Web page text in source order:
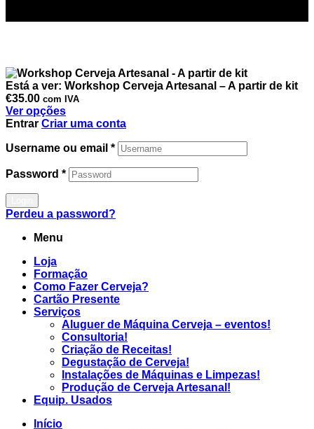
Está a ver: Workshop Cerveja Artesanal – A partir de kit
€35.00 com IVA
Ver opções
Entrar Criar uma conta
Username ou email *
Password *
Perdeu a password?
Menu
Loja
Formação
Como Fazer Cerveja?
Cartão Presente
Serviços
Aluguer de Máquina Cerveja – eventos!
Consultoria!
Criação de Receitas!
Degustação de Cerveja!
Instalações de Máquinas e Limpezas!
Produção de Cerveja Artesanal!
Equip. Usados
Início